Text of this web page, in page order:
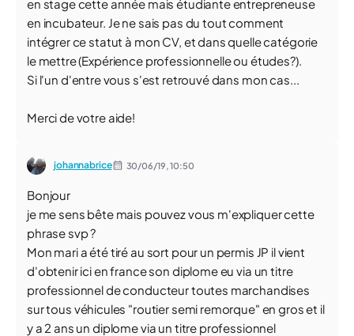
en stage cette année mais étudiante entrepreneuse
en incubateur. Je ne sais pas du tout comment
intégrer ce statut à mon CV, et dans quelle catégorie
le mettre (Expérience professionnelle ou études?).
Si l'un d'entre vous s'est retrouvé dans mon cas...
Merci de votre aide!
johannabrice 30/06/19,10:50
Bonjour
je me sens bête mais pouvez vous m'expliquer cette
phrase svp ?
Mon mari a été tiré au sort pour un permis JP il vient
d'obtenir ici en france son diplome eu via un titre
professionnel de conducteur toutes marchandises
sur tous véhicules "routier semi remorque" en gros et il
y a 2 ans un diplome via un titre professionnel